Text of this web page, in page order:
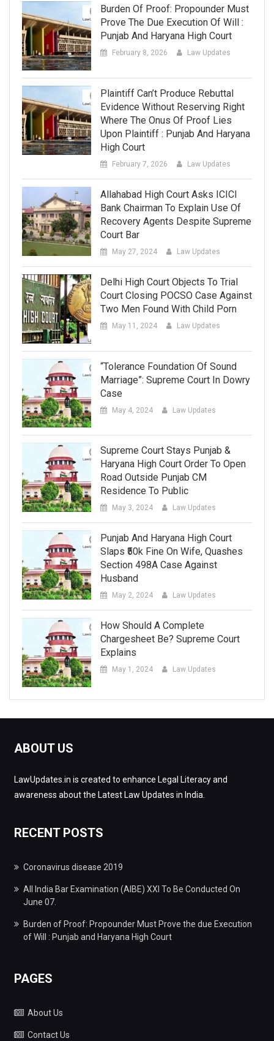
Burden Of Proof: Propounder Must
Prove The Due Execution Of Will :
Punjab And Haryana High Court
February 8, 2026 Law Updates
Plaintiff Can’t Produce Rebuttal
Evidence Without Reserving Right
Where The Onus Of Proof Lies
Upon Plaintiff : Punjab And Haryana
High Court
February 7, 2026 Law Updates
Allahabad High Court Asks ICICI
Bank Chairman To Explain Use Of
Recovery Agents Despite Supreme
Court Bar
May 27, 2024 Law Updates
Delhi High Court Objects To Trial
Court Closing POCSO Case Against
Two Men Found With Child Porn
May 11, 2024 Law Updates
“Tolerance Foundation Of Sound
Marriage”: Supreme Court In Dowry
Case
May 4, 2024 Law Updates
Supreme Court Stays Punjab &
Haryana High Court Order To Open
Road Outside Punjab CM
Residence To Public
May 3, 2024 Law Updates
Punjab And Haryana High Court
Slaps ₹50k Fine On Wife, Quashes
Section 498A Case Against
Husband
May 2, 2024 Law Updates
How Should A Complete
Chargesheet Be? Supreme Court
Explains
May 1, 2024 Law Updates
ABOUT US
LawUpdates.in is created to enhance Legal Literacy and
awareness about the Latest Law Updates in India.
RECENT POSTS
Coronavirus disease 2019
All India Bar Examination (AIBE) XXI To Be Conducted On
June 07.
Burden of Proof: Propounder Must Prove the due Execution
of Will : Punjab and Haryana High Court
PAGES
About Us
Contact Us